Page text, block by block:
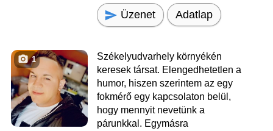
Üzenet Adatlap
1
Székelyudvarhely környékén
keresek társat. Elengedhetetlen a
humor, hiszen szerintem az egy
fokmérő egy kapcsolaton belül,
hogy mennyit nevetünk a
párunkkal. Egymásra